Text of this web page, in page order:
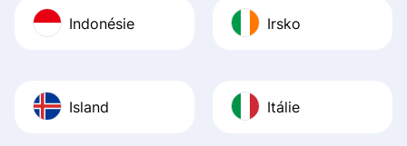
Indonésie Irsko
Island Itálie